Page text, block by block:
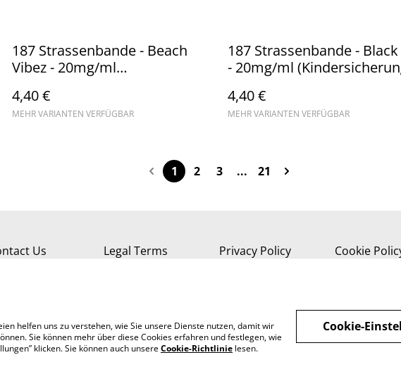
187 Strassenbande - Beach
Vibez - 20mg/ml
Steuerware (1)
4,40 €
MEHR VARIANTEN VERFÜGBAR
187 Strassenbande -
- 20mg/ml
4,40 €
MEHR VARIANTEN VERFÜGBAR
1 2 3 ... 21
Us Legal Terms Privacy Policy Cookie
helfen uns zu verstehen, wie Sie unsere Dienste nutzen, damit wir
Sie können mehr über diese Cookies erfahren und festlegen, wie
klicken. Sie können auch unsereCookie-Richtlinie lesen.
Cookie-